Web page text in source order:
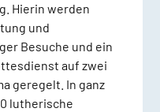
Hierin werden
und
Besuche und ein
auf zwei
geregelt. In ganz
lutherische